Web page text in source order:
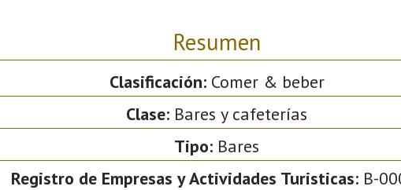
Resumen
Clasificación:Comer & beber
Clase: Bares y cafeterías
Tipo: Bares
Registro de Empresas y Actividades Turisticas: B-